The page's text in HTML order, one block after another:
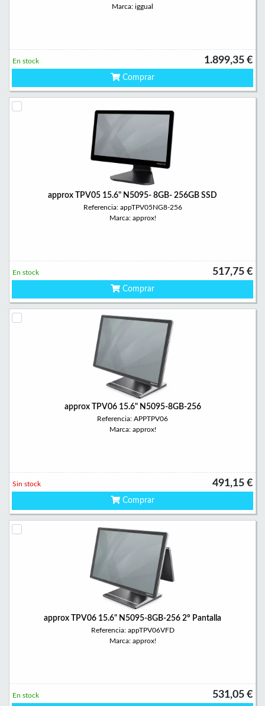
Marca: iggual
1.899,35 €
En stock
Comprar
approx TPV05 15.6" N5095- 8GB- 256GB SSD
Referencia: appTPV05NG8-256
Marca: approx!
517,75 €
En stock
Comprar
approx TPV06 15.6" N5095-8GB-256
Referencia: APPTPV06
Marca: approx!
491,15 €
Sin stock
Comprar
approx TPV06 15.6" N5095-8GB-256 2º Pantalla
Referencia: appTPV06VFD
Marca: approx!
531,05 €
En stock